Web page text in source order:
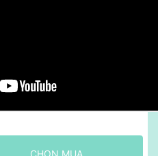
CHỌN MUA